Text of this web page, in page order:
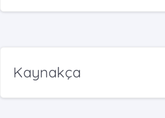
Kaynakça